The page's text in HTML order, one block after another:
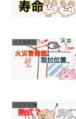
火災警報器
火災警報器